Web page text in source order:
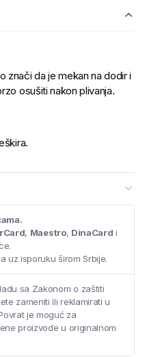
znači da je mekan na dodir i
osušiti nakon plivanja.
, Maestro, DinaCard i
uz isporuku širom Srbije.
sa Zakonom o zaštiti
zameniti ili reklamirati u
je moguć za
proizvode u originalnom